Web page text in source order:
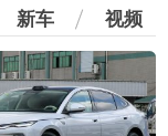
新车 视频